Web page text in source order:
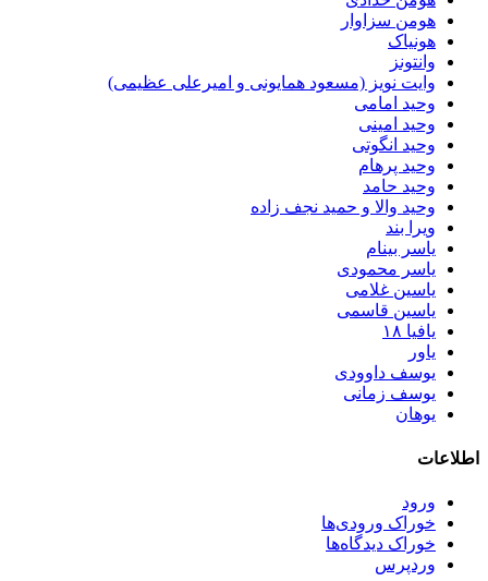
هومن سزاوار
هونیاک
وانتونز
وایت نویز (مسعود همایونی و امیرعلی عظیمی)
وحید امامی
وحید امینی
وحید انگوتی
وحید پرهام
وحید حامد
وحید والا و حمید نجف زاده
ویرا بند
یاسر بینام
یاسر محمودی
یاسین غلامی
یاسین قاسمی
یافیا ۱۸
یاور
یوسف داوودی
یوسف زمانی
یوهان
اطلاعات
ورود
خوراک ورودی‌ها
خوراک دیدگاه‌ها
وردپرس